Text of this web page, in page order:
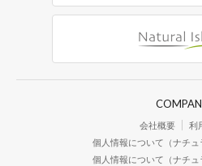
会社概要
利
個人情報について（ナチュ
個人情報について（ナチュ